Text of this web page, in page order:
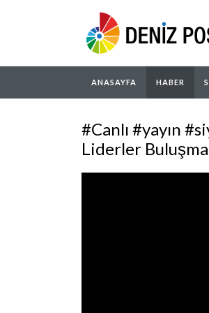
ANASAYFA HABER
#Canlı #yayın
Liderler